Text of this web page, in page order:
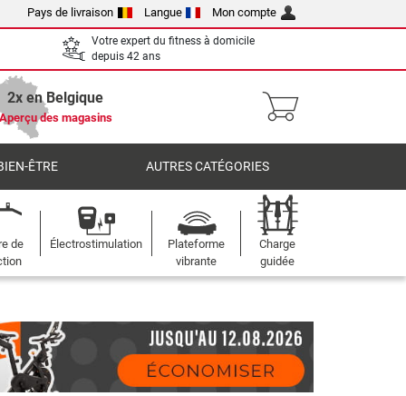
Pays de livraison Langue Mon compte
Votre expert du fitness à domicile
depuis 42 ans
2x en Belgique
des magasins
ÊTRE AUTRES CATÉGORIES
de
Électrostimulation
Plateforme
vibrante
Charge
guidée